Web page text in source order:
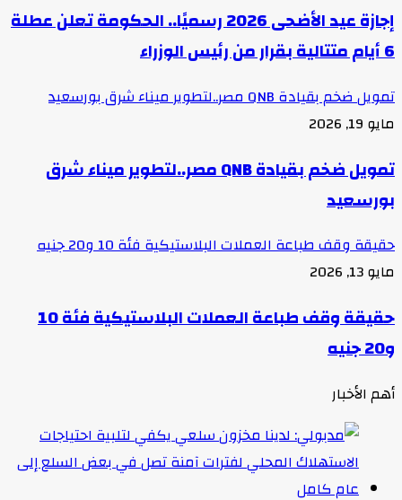
إجازة عيد الأضحى 2026 رسميًا.. الحكومة تعلن عطلة
6 أيام متتالية بقرار من رئيس الوزراء
تمويل ضخم بقيادة QNB مصر..لتطوير ميناء شرق بورسعيد
مايو 19, 2026
تمويل ضخم بقيادة QNB مصر..لتطوير ميناء شرق
بورسعيد
حقيقة وقف طباعة العملات البلاستيكية فئة 10 و20 جنيه
مايو 13, 2026
حقيقة وقف طباعة العملات البلاستيكية فئة 10
و20 جنيه
أهم الأخبار